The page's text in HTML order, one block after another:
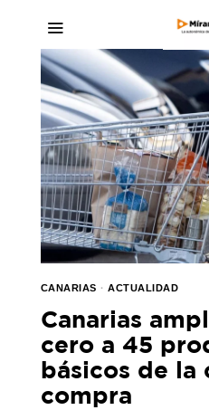
CANARIAS · ACTUALIDAD
Canarias
cero a 45
básicos de la
compra